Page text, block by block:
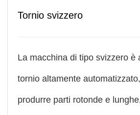
Tornio svizzero
La macchina di tipo svizzero è
tornio altamente
produrre parti rotonde e